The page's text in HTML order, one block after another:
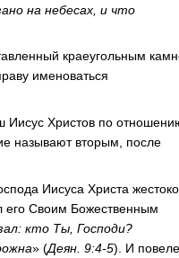
на небесах, и что
краеугольным
именоваться
Иисус Христов по
называют вторым, после
Иисуса Христа
его Своим Божественным
кто Ты, Господи?
» (Деян. 9:4-5). И